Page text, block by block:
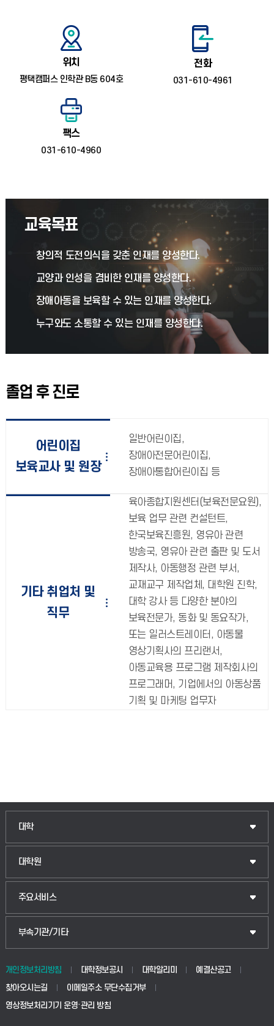
위치
평택캠퍼스 인학관 B동 604호
전화
031-610-4961
팩스
031-610-4960
교육목표
창의적 도전의식을 갖춘 인재를 양성한다.
교양과 인성을 겸비한 인재를 양성한다.
장애아동을 보육할 수 있는 인재를 양성한다.
누구와도 소통할 수 있는 인재를 양성한다.
졸업 후 진로
어린이집
보육교사 및 원장
일반어린이집,
장애아전문어린이집,
장애아통합어린이집 등
기타 취업처 및
직무
육아종합지원센터(보육전문요원),
보육 업무 관련 컨설턴트,
한국보육진흥원, 영유아 관련
방송국, 영유아 관련 출판 및 도서
제작사, 아동행정 관련 부서,
교재교구 제작업체, 대학원 진학,
대학 강사 등 다양한 분야의
보육전문가, 동화 및 동요작가,
또는 일러스트레이터, 아동물
영상기획사의 프리랜서,
아동교육용 프로그램 제작회사의
프로그래머, 기업에서의 아동상품
기획 및 마케팅 업무자
대학
인문융합공공인재학부
법경영학부
생명공학부
대학원
일반대학원
산업대학원
공공정책대학원
교육대학원
주요서비스
입학안내
웹메일
학사시스템(전문학사 및 전공심화)
부속기관/기타
중앙도서관
학생생활관(안성)
개인정보처리방침 대학정보공시 대학알리미
예결산공고
찾아오시는길
이메일주소 무단수집거부
영상정보처리기기 운영·관리 방침